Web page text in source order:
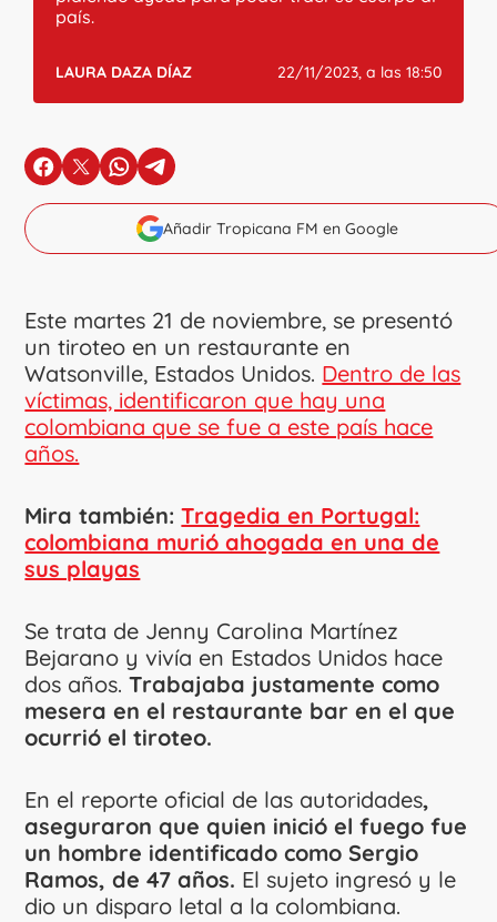
país.
LAURA DAZA DÍAZ 22/11/2023, a las 18:50
en Facebook
en Xen Whatsapp
en Telegram
Añadir Tropicana FM en Google
Este martes 21 de noviembre, se presentó
un tiroteo en un restaurante en
Watsonville, Estados Unidos. Dentro de las
víctimas, identificaron que hay una
colombiana que se fue a este país hace
años.
Mira también:Tragedia en Portugal:
colombiana murió ahogada en una de
sus playas
Se trata de Jenny Carolina Martínez
Bejarano y vivía en Estados Unidos hace
dos años. Trabajaba justamente como
mesera en el restaurante bar en el que
ocurrió el tiroteo.
En el reporte oficial de las autoridades,
aseguraron que quien inició el fuego fue
un hombre identificado como Sergio
Ramos, de 47 años. El sujeto ingresó y le
dio un disparo letal a la colombiana.